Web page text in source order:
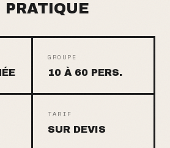
PRATIQUE
GROUPE
10 À 60 PERS.
TARIF
SUR DEVIS